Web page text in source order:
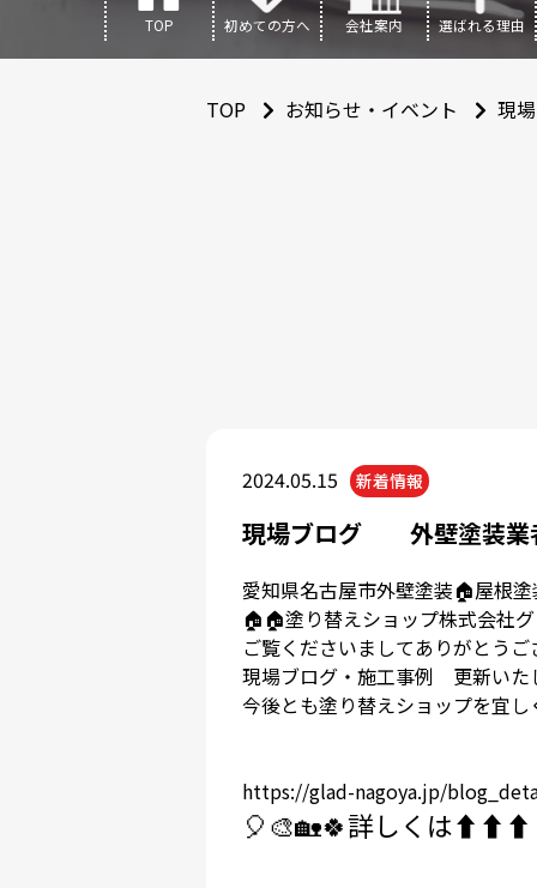
TOP 初めての方へ 会社案内 選ばれる理由
TOP お知らせ・イベント 現
2024.05.15 新着情報
現場ブログ 外壁塗装業
愛知県名古屋市外壁塗装🏠屋根
🏠🏠塗り替えショップ株式会社
ご覧くださいましてありがとう
現場ブログ・施工事例 更新いた
今後とも塗り替えショップを宜
https://glad-nagoya.jp/
🎈🎨🏡🍀詳しくは⬆️⬆️⬆️